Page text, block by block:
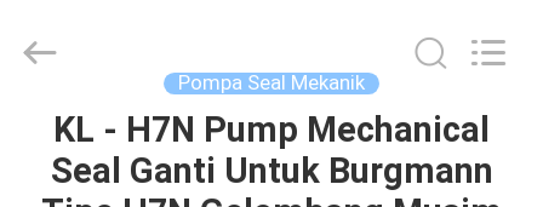
RUMAH
Rights
Pompa Seal Mekanik
KL - H7N Pump Mechanical
Seal Ganti Untuk Burgmann